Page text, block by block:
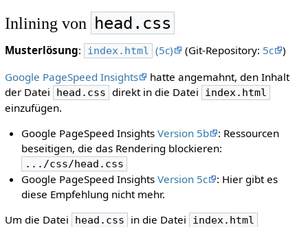
Inlining von head.css
Musterlösung: index.html (5c) (Git-Repository: 5c
)
Google PageSpeed Insights
hatte angemahnt, den Inhalt
der Datei
head.css direkt in die Datei index.html
einzufügen.
Google PageSpeed InsightsVersion 5b
: Ressourcen
beseitigen, die das Rendering blockieren:
.../css/head.css
Google PageSpeed InsightsVersion 5c
: Hier gibt es
diese Empfehlung nicht mehr.
Um die Datei
head.css in die Datei index.html